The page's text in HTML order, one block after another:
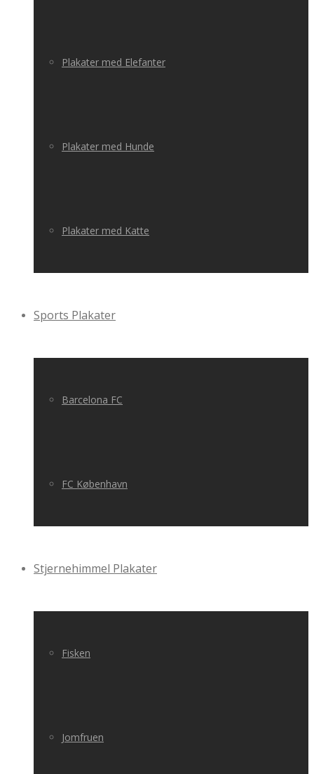
Plakater med Elefanter
Plakater med Hunde
Plakater med Katte
Sports Plakater
Barcelona FC
FC København
Stjernehimmel Plakater
Fisken
Jomfruen